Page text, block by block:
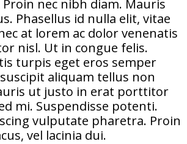
nec nibh diam. Mauris
Phasellus id nulla elit, vitae
at lorem ac dolor venenatis
nisl. Ut in congue felis.
turpis eget eros semper
aliquam tellus non
ut justo in erat porttitor
mi. Suspendisse potenti.
vulputate pharetra. Proin
vel lacinia dui.